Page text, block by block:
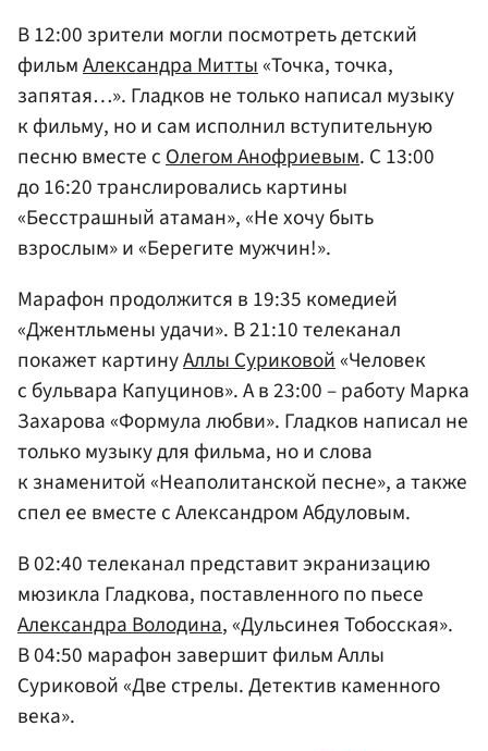
В 12:00 зрители могли посмотреть детский
фильмАлександра Митты«Точка, точка,
запятая…». Гладков не только написал музыку
к фильму, но и сам исполнил вступительную
песню вместе с Олегом Анофриевым. С 13:00
до 16:20 транслировались картины
«Бесстрашный атаман», «Не хочу быть
взрослым» и «Берегите мужчин!».
Марафон продолжится в 19:35 комедией
«Джентльмены удачи». В 21:10 телеканал
покажет картинуАллы Суриковой«Человек
с бульвара Капуцинов». А в 23:00 – работу Марка
Захарова «Формула любви». Гладков написал не
только музыку для фильма, но и слова
к знаменитой «Неаполитанской песне», а также
спел ее вместе с Александром Абдуловым.
В 02:40 телеканал представит экранизацию
мюзикла Гладкова, поставленного по пьесе
Александра Володина, «Дульсинея Тобосская».
В 04:50 марафон завершит фильм Аллы
Суриковой «Две стрелы. Детектив каменного
века».